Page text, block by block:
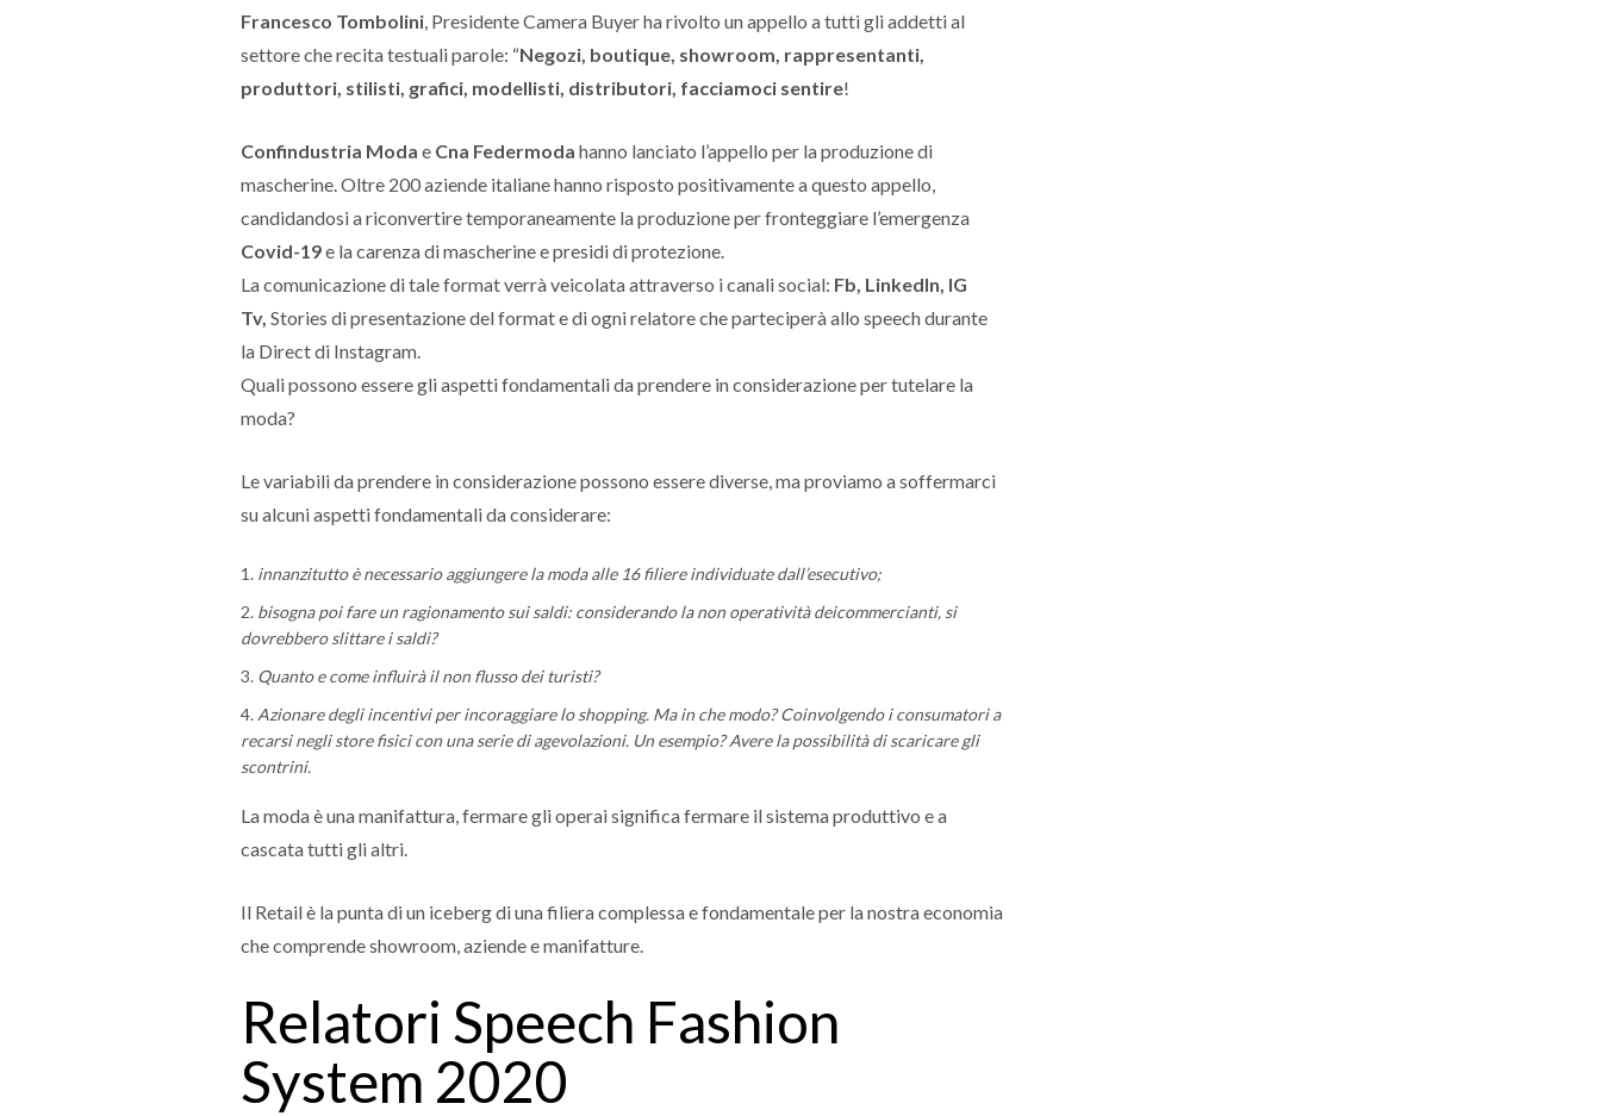
Francesco Tombolini , Presidente Camera Buyer ha rivolto un appello a tutti gli addetti al
settore che recita testuali parole: “Negozi, boutique, showroom, rappresentanti,
produttori, stilisti, grafici, modellisti, distributori, facciamoci sentire!
Confindustria Moda e Cna Federmoda hanno lanciato l’appello per la produzione di
mascherine. Oltre 200 aziende italiane hanno risposto positivamente a questo appello,
candidandosi a riconvertire temporaneamente la produzione per fronteggiare l’emergenza
Covid-19e la carenza di mascherine e presidi di protezione.
La comunicazione di tale format verrà veicolata attraverso i canali social: Fb, LinkedIn, IG
Tv, Stories di presentazione del format e di ogni relatore che parteciperà allo speech durante
la Direct di Instagram.
Quali possono essere gli aspetti fondamentali da prendere in considerazione per tutelare la
moda?
Le variabili da prendere in considerazione possono essere diverse, ma proviamo a soffermarci
su alcuni aspetti fondamentali da considerare:
innanzitutto è necessario aggiungere la moda alle 16 filiere individuate dall’esecutivo;
bisogna poi fare un ragionamento sui saldi: considerando la non operatività deicommercianti, si
dovrebbero slittare i saldi?
Quanto e come influirà il non flusso dei turisti?
Azionare degli incentivi per incoraggiare lo shopping. Ma in che modo? Coinvolgendo i consumatori a
recarsi negli store fisici con una serie di agevolazioni. Un esempio? Avere la possibilità di scaricare gli
scontrini.
La moda è una manifattura, fermare gli operai significa fermare il sistema produttivo e a
cascata tutti gli altri.
Il Retail è la punta di un iceberg di una filiera complessa e fondamentale per la nostra economia
che comprende showroom, aziende e manifatture.
Relatori Speech Fashion
System 2020